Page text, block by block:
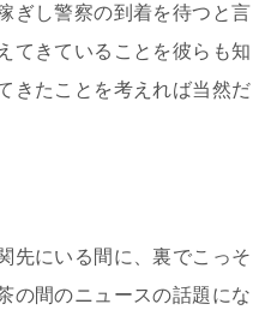
ぎし警察の到着を待つと言
てきていることを彼らも知
きたことを考えれば当然だ
先にいる間に、裏でこっそ
の間のニュースの話題にな